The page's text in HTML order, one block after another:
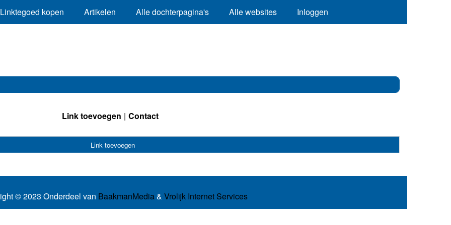
Linktegoed kopen Artikelen Alle dochterpagina's Alle websites Inloggen
Link toevoegen Contact
Link toevoegen
© 2023 Onderdeel van BaakmanMedia& Vrolijk Internet Services